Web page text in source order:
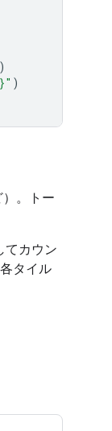
)
}" )
。トー
てカウン
タイル